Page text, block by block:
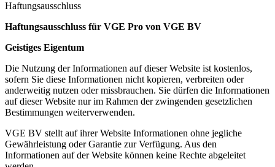
Haftungsausschluss
Haftungsausschluss für VGE Pro von VGE BV
Geistiges Eigentum
Die Nutzung der Informationen auf dieser Website ist kostenlos,
sofern Sie diese Informationen nicht kopieren, verbreiten oder
anderweitig nutzen oder missbrauchen. Sie dürfen die Informationen
auf dieser Website nur im Rahmen der zwingenden gesetzlichen
Bestimmungen weiterverwenden.
VGE BV stellt auf ihrer Website Informationen ohne jegliche
Gewährleistung oder Garantie zur Verfügung. Aus den
Informationen auf der Website können keine Rechte abgeleitet